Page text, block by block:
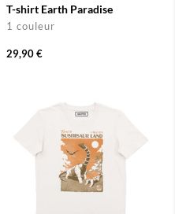
T-shirt Earth Paradise
1 couleur
29,90 €